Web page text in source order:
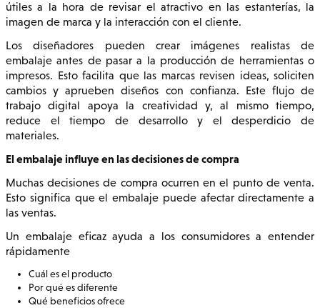
útiles a la hora de revisar el atractivo en las estanterías, la
imagen de marca y la interacción con el cliente.
Los diseñadores pueden crear imágenes realistas de
embalaje antes de pasar a la producción de herramientas o
impresos. Esto facilita que las marcas revisen ideas, soliciten
cambios y aprueben diseños con confianza. Este flujo de
trabajo digital apoya la creatividad y, al mismo tiempo,
reduce el tiempo de desarrollo y el desperdicio de
materiales.
El embalaje influye en las decisiones de compra
Muchas decisiones de compra ocurren en el punto de venta.
Esto significa que el embalaje puede afectar directamente a
las ventas.
Un embalaje eficaz ayuda a los consumidores a entender
rápidamente
Cuál es el producto
Por qué es diferente
Qué beneficios ofrece